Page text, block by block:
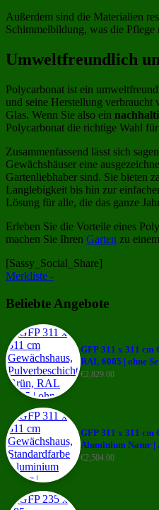
Außerdem sind die Materialien
Schimmelbildung, was die Pflege
Umweltfreundlich
Polycarbonat ist ein
und seine Herstellung
Glas. Wenn Sie also ein
Polycarbonat die richtige Wahl
Zusammenfassend lässt sich
Gewächshäuser eine
Gartenliebhaber sind. Sie bieten
Langlebigkeit bis hin zur
Lösung für alle, die das ganze
Erleben Sie die Vorteile eines
machen Sie Ihren Garten zu
[Sassy_Social_Share]
Merkliste -
Beliebte Angebote
GFP 311 x 311 cm
RAL 6005 | ohne
€2,829.00
GFP 311 x 311 cm
Aluminium Natur |
€2,504.00